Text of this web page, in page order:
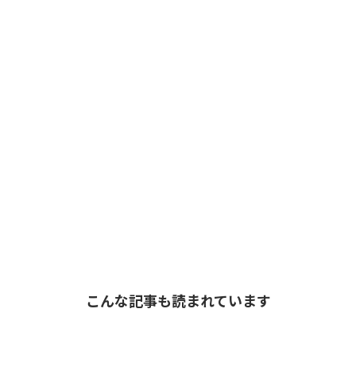
こんな記事も読まれています